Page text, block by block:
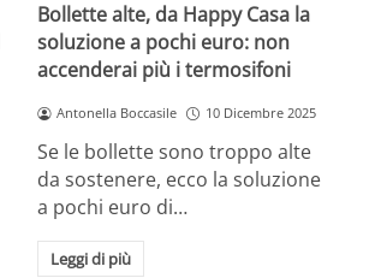
Bollette alte, da Happy Casa la
soluzione a pochi euro: non
accenderai più i termosifoni
Antonella Boccasile 10 Dicembre 2025
Se le bollette sono troppo alte
da sostenere, ecco la soluzione
a pochi euro di…
Leggi di più